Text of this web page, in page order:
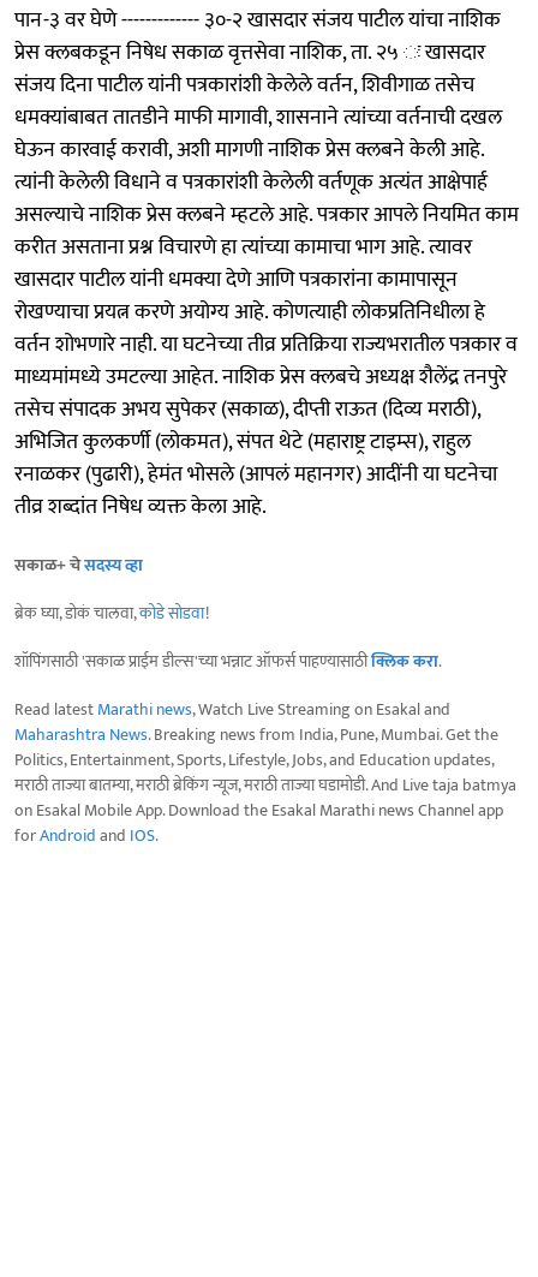
पान-३ वर घेणे ------------- ३०-२ खासदार संजय पाटील यांचा नाशिक
प्रेस क्लबकडून निषेध सकाळ वृत्तसेवा नाशिक, ता. २५ ः खासदार
संजय दिना पाटील यांनी पत्रकारांशी केलेले वर्तन, शिवीगाळ तसेच
धमक्यांबाबत तातडीने माफी मागावी, शासनाने त्यांच्या वर्तनाची दखल
घेऊन कारवाई करावी, अशी मागणी नाशिक प्रेस क्लबने केली आहे.
त्यांनी केलेली विधाने व पत्रकारांशी केलेली वर्तणूक अत्यंत आक्षेपार्ह
असल्याचे नाशिक प्रेस क्लबने म्हटले आहे. पत्रकार आपले नियमित काम
करीत असताना प्रश्न विचारणे हा त्यांच्या कामाचा भाग आहे. त्यावर
खासदार पाटील यांनी धमक्या देणे आणि पत्रकारांना कामापासून
रोखण्याचा प्रयत्न करणे अयोग्य आहे. कोणत्याही लोकप्रतिनिधीला हे
वर्तन शोभणारे नाही. या घटनेच्या तीव्र प्रतिक्रिया राज्यभरातील पत्रकार व
माध्यमांमध्ये उमटल्या आहेत. नाशिक प्रेस क्लबचे अध्यक्ष शैलेंद्र तनपुरे
तसेच संपादक अभय सुपेकर (सकाळ), दीप्ती राऊत (दिव्य मराठी),
अभिजित कुलकर्णी (लोकमत), संपत थेटे (महाराष्ट्र टाइम्स), राहुल
रनाळकर (पुढारी), हेमंत भोसले (आपलं महानगर) आदींनी या घटनेचा
तीव्र शब्दांत निषेध व्यक्त केला आहे.
सकाळ+ चेसदस्य व्हा
ब्रेक घ्या, डोकं चालवा,कोडे सोडवा!
शॉपिंगसाठी 'सकाळ प्राईम डील्स'च्या भन्नाट ऑफर्स पाहण्यासाठीक्लिक करा.
Read latestMarathi news, Watch Live Streaming on Esakal and
Maharashtra News. Breaking news from India, Pune, Mumbai. Get the
Politics, Entertainment, Sports, Lifestyle, Jobs, and Education updates,
मराठी ताज्या बातम्या, मराठी ब्रेकिंग न्यूज, मराठी ताज्या घडामोडी. And Live taja batmya
on Esakal Mobile App. Download the Esakal Marathi news Channel app
forAndroidand IOS.